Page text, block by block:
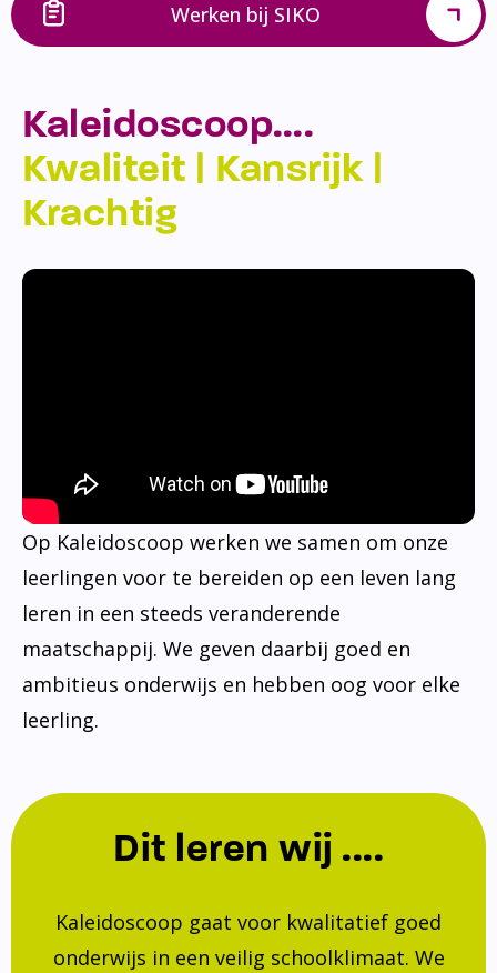
Werken bij SIKO
Kaleidoscoop….
Kwaliteit | Kansrijk |
Krachtig
Op Kaleidoscoop werken we samen om onze
leerlingen voor te bereiden op een leven lang
leren in een steeds veranderende
maatschappij. We geven daarbij goed en
ambitieus onderwijs en hebben oog voor elke
leerling.
Dit leren wij ....
Kaleidoscoop gaat voor kwalitatief goed
onderwijs in een veilig schoolklimaat. We